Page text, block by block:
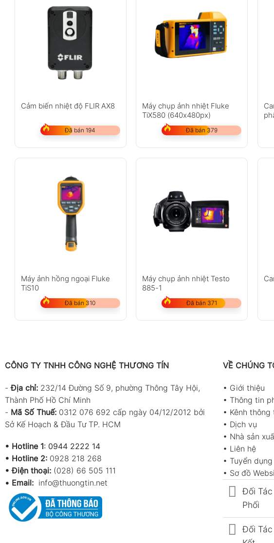
Cảm biến nhiệt độ FLIR AX8
Đã bán 194
Máy chụp ảnh nhiệt Fluke
TiX580 (640x480px)
Đã bán 379
Máy ảnh hồng ngoại Fluke
TiS10
Đã bán 310
Máy chụp ảnh nhiệt Testo
885-1
Đã bán 371
CÔNG TY TNHH CÔNG NGHỆ THƯƠNG TÍN
-Địa chỉ: 232/14 Đường Số 9, phường Thông Tây Hội,
Thành Phố Hồ Chí Minh
- Mã Số Thuế: 0312 076 692 cấp ngày 04/12/2012 bởi
Sở Kế Hoạch & Đầu Tư TP. HCM
• Hotline 1: 0944 2222 14
• Hotline 2: 0928 218 268
• Điện thoại: (028) 66 505 111
• Email: info@thuongtin.net
VỀ CHÚNG
• Giới thiệu
• Thông tin
• Kênh thông
• Dịch vụ
• Nhà sản
• Liên hệ
• Tuyển dụng
• Sơ đồ
Đối Tác
Phối
Đối Tác